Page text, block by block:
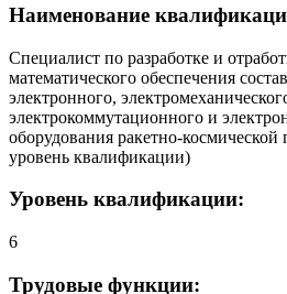
Наименование
Специалист по разработке и
математического обеспечения
электронного,
электрокоммутационного и
оборудования ракетно-
уровень квалификации)
Уровень квалификации:
6
Трудовые функции: